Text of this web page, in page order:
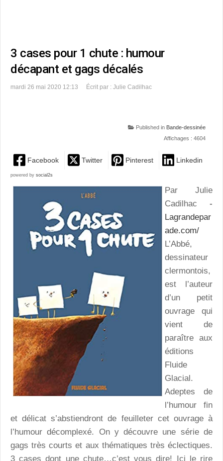
3 cases pour 1 chute : humour
décapant et gags décalés
mardi 26 mai 2020 12:13 Écrit par : Julie Cadilhac
Published in Bande-dessinée
Affichages : 4604
Facebook Twitter Pinterest Linkedin
powered by social2s
Par Julie
Cadilhac -
Lagrandepar
ade.com/
L’Abbé,
dessinateur
clermontois,
est l’auteur
d’un petit
ouvrage qui
vient de
paraître aux
éditions
Fluide
Glacial.
Adeptes de
l’humour fin
et délicat s’abstiendront de feuilleter cet ouvrage à
l’humour décomplexé. On y découvre une série de
gags très courts et aux thématiques très éclectiques.
3 cases dont une chute…c’est vous dire! Ici le rire